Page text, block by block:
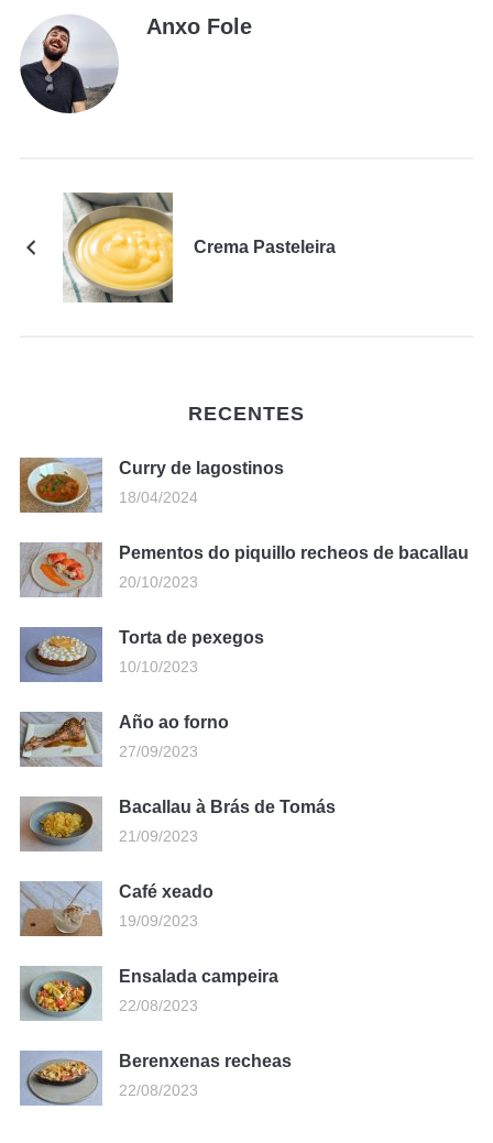
Anxo Fole
Crema Pasteleira
RECENTES
Curry de lagostinos
18/04/2024
Pementos do piquillo recheos de bacallau
20/10/2023
Torta de pexegos
10/10/2023
Año ao forno
27/09/2023
Bacallau à Brás de Tomás
21/09/2023
Café xeado
19/09/2023
Ensalada campeira
22/08/2023
Berenxenas recheas
22/08/2023